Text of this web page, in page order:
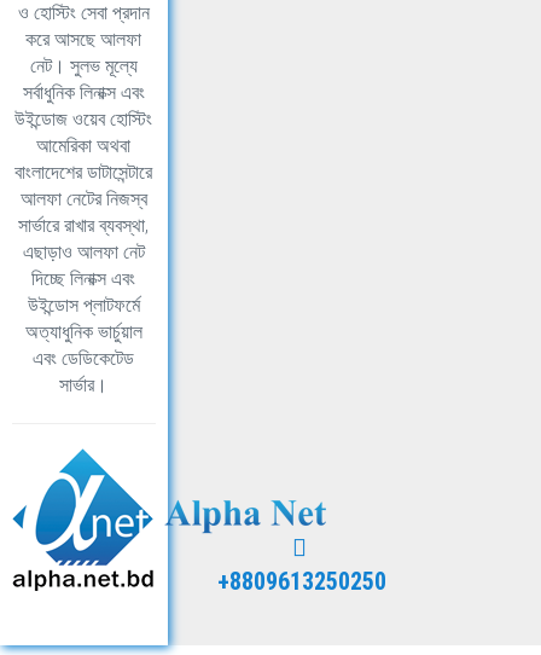
ও হোস্টিং সেবা প্রদান
করে আসছে আলফা
নেট। সুলভ মূল্যে
সর্বাধুনিক লিনাক্স এবং
উইন্ডোজ ওয়েব হোস্টিং
আমেরিকা অথবা
বাংলাদেশের ডাটাসেন্টারে
আলফা নেটের নিজস্ব
সার্ভারে রাখার ব্যবস্থা,
এছাড়াও আলফা নেট
দিচ্ছে লিনাক্স এবং
উইন্ডোস প্লাটফর্মে
অত্যাধুনিক ভার্চুয়াল
এবং ডেডিকেটেড
সার্ভার।
+8809613250250